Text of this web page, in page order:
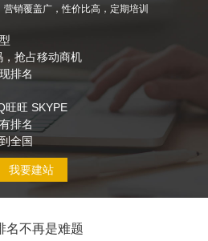
销覆盖广，性价比高，定期培训
抢占移动商机
排名
旺旺 SKYPE
排名
全国
我要建站
名不再是难题